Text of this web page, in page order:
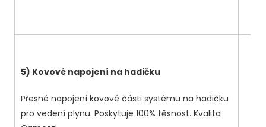
5) Kovové napojení na hadičku
Přesné napojení kovové části systému na hadičku
pro vedení plynu. Poskytuje 100% těsnost. Kvalita